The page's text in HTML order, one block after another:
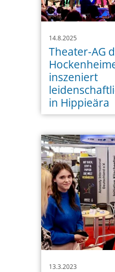
14.8.2025
Theater-AG
inszeniert
in Hippieära
13.3.2023